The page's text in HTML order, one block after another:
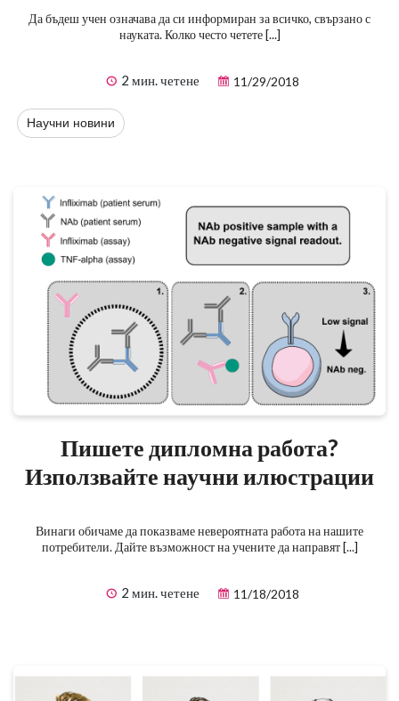
Да бъдеш учен означава да си информиран за всичко, свързано с
науката. Колко често четете [...]
2 мин. четене 11/29/2018
Научни новини
Пишете дипломна работа?
Използвайте научни илюстрации
Винаги обичаме да показваме невероятната работа на нашите
потребители. Дайте възможност на учените да направят [...]
2 мин. четене 11/18/2018